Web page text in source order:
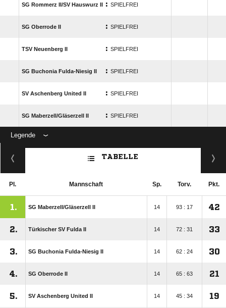
SG Rommerz II/​SV Hauswurz II : SPIELFREI
SG Oberrode II : SPIELFREI
TSV Neuenberg II : SPIELFREI
SG Buchonia Fulda-Niesig II : SPIELFREI
SV Aschenberg United II : SPIELFREI
SG Maberzell/​Gläserzell II : SPIELFREI
Legende
ANZEIGE
TABELLE
Pl. Mannschaft Sp. Torv. Pkt.
1. SG Maberzell/​Gläserzell II 14 93 : 17 42
2. Türkischer SV Fulda II 14 72 : 31 33
3. SG Buchonia Fulda-Niesig II 14 62 : 24 30
4. SG Oberrode II 14 65 : 63 21
5. SV Aschenberg United II 14 45 : 34 19